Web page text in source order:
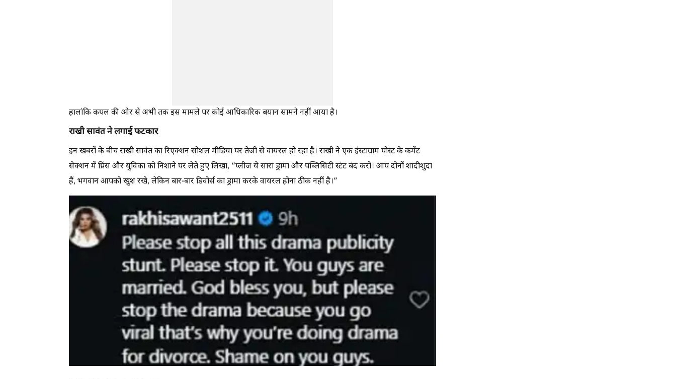
हालांकि कपल की ओर से अभी तक इस मामले पर कोई आधिकारिक बयान सामने नहीं आया है।
राखी सावंत ने लगाई फटकार
इन खबरों के बीच राखी सावंत का रिएक्शन सोशल मीडिया पर तेजी से वायरल हो रहा है। राखी ने एक इंस्टाग्राम पोस्ट के कमेंट
सेक्शन में प्रिंस और युविका को निशाने पर लेते हुए लिखा, “प्लीज ये सारा ड्रामा और पब्लिसिटी स्टंट बंद करो। आप दोनों शादीशुदा
हैं, भगवान आपको खुश रखे, लेकिन बार-बार डिवोर्स का ड्रामा करके वायरल होना ठीक नहीं है।”